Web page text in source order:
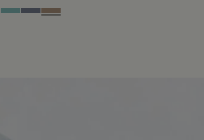
Aquamarine
Cloudy Blue
Milky Brown